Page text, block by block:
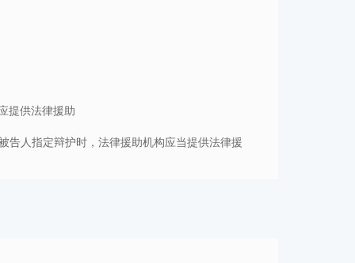
提供法律援助
告人指定辩护时，法律援助机构应当提供法律援